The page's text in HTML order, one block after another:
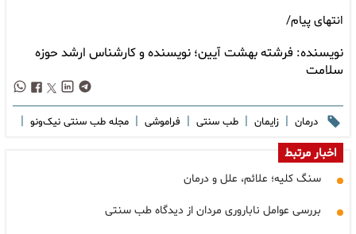
انتهای پیام/
نویسنده: فرشته بهشت آیین؛ نویسنده و کارشناس ارشد حوزه
سلامت
درمان | زایمان | طب سنتی | فراموشی | مجله طب سنتی نیک‌و‌نو |
اخبار مرتبط
سنگ کلیه؛ علائم، علل و درمان
بررسی عوامل ناباروری مردان از دیدگاه طب سنتی